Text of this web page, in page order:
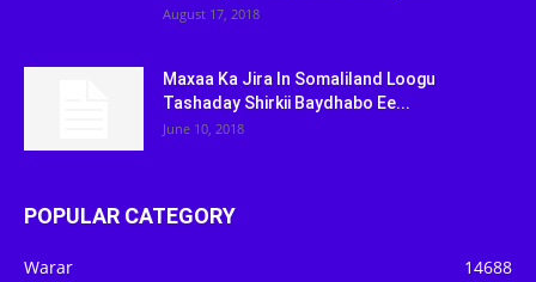
August 17, 2018
Maxaa Ka Jira In Somaliland Loogu
Tashaday Shirkii Baydhabo Ee...
June 10, 2018
POPULAR CATEGORY
Warar 14688